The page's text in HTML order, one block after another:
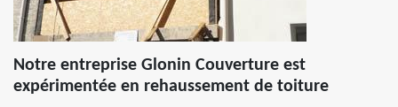
Notre entreprise Glonin Couverture est
expérimentée en rehaussement de toiture